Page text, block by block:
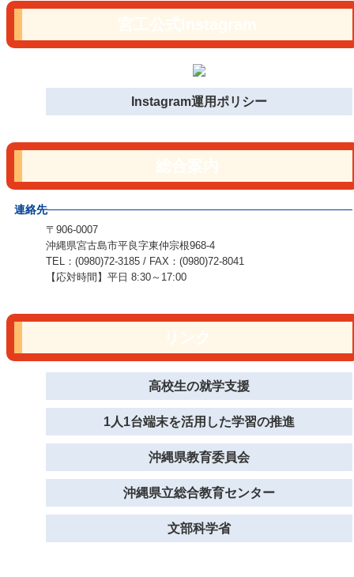
Instagram運用ポリシー
連絡先
〒906-0007
沖縄県宮古島市平良字東仲宗根968-4
TEL：(0980)72-3185 / FAX：(0980)72-8041
【応対時間】平日 8:30～17:00
高校生の就学支援
1人1台端末を活用した学習の推進
沖縄県教育委員会
沖縄県立総合教育センター
文部科学省